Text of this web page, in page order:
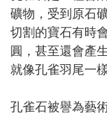
礦物，受到原石
切割的寶石有時
圓，甚至還會產
就像孔雀羽尾一
孔雀石被譽為藝